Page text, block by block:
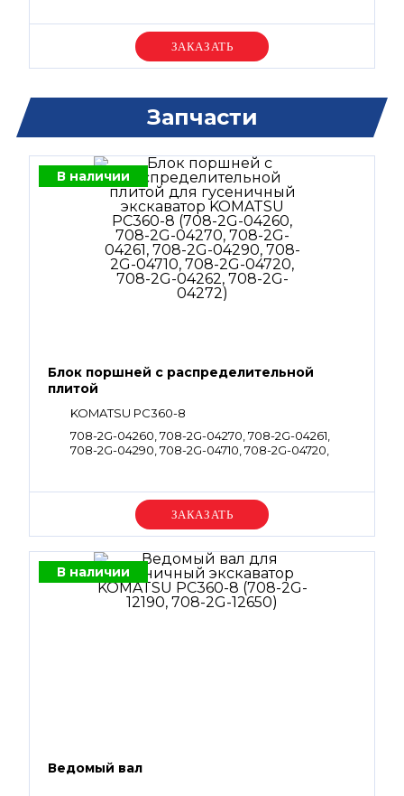
Уточняйте цену
Запчасти
В наличии
Блок поршней c распределительной
плитой
KOMATSU PC360-8
708-2G-04260, 708-2G-04270, 708-2G-04261,
708-2G-04290, 708-2G-04710, 708-2G-04720,
Уточняйте цену
В наличии
Ведомый вал